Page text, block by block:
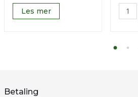
Les mer
Betaling